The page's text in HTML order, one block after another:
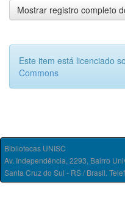
Mostrar registro completo
Este item está licenciado
Commons
Bibliotecas UNISC
Av. Independência, 2293, Bairro
Santa Cruz do Sul - RS / Brasil.